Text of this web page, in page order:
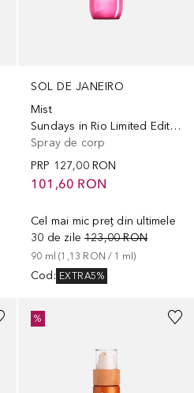
SOL DE JANEIRO
Mist
Sundays in Rio Limited Edition
Spray de corp
PRP 127,00 RON
101,60 RON
Cel mai mic preț din ultimele
30 de zile 123,00 RON
90 ml (1,13 RON / 1 ml)
Cod : EXTRA5%
%